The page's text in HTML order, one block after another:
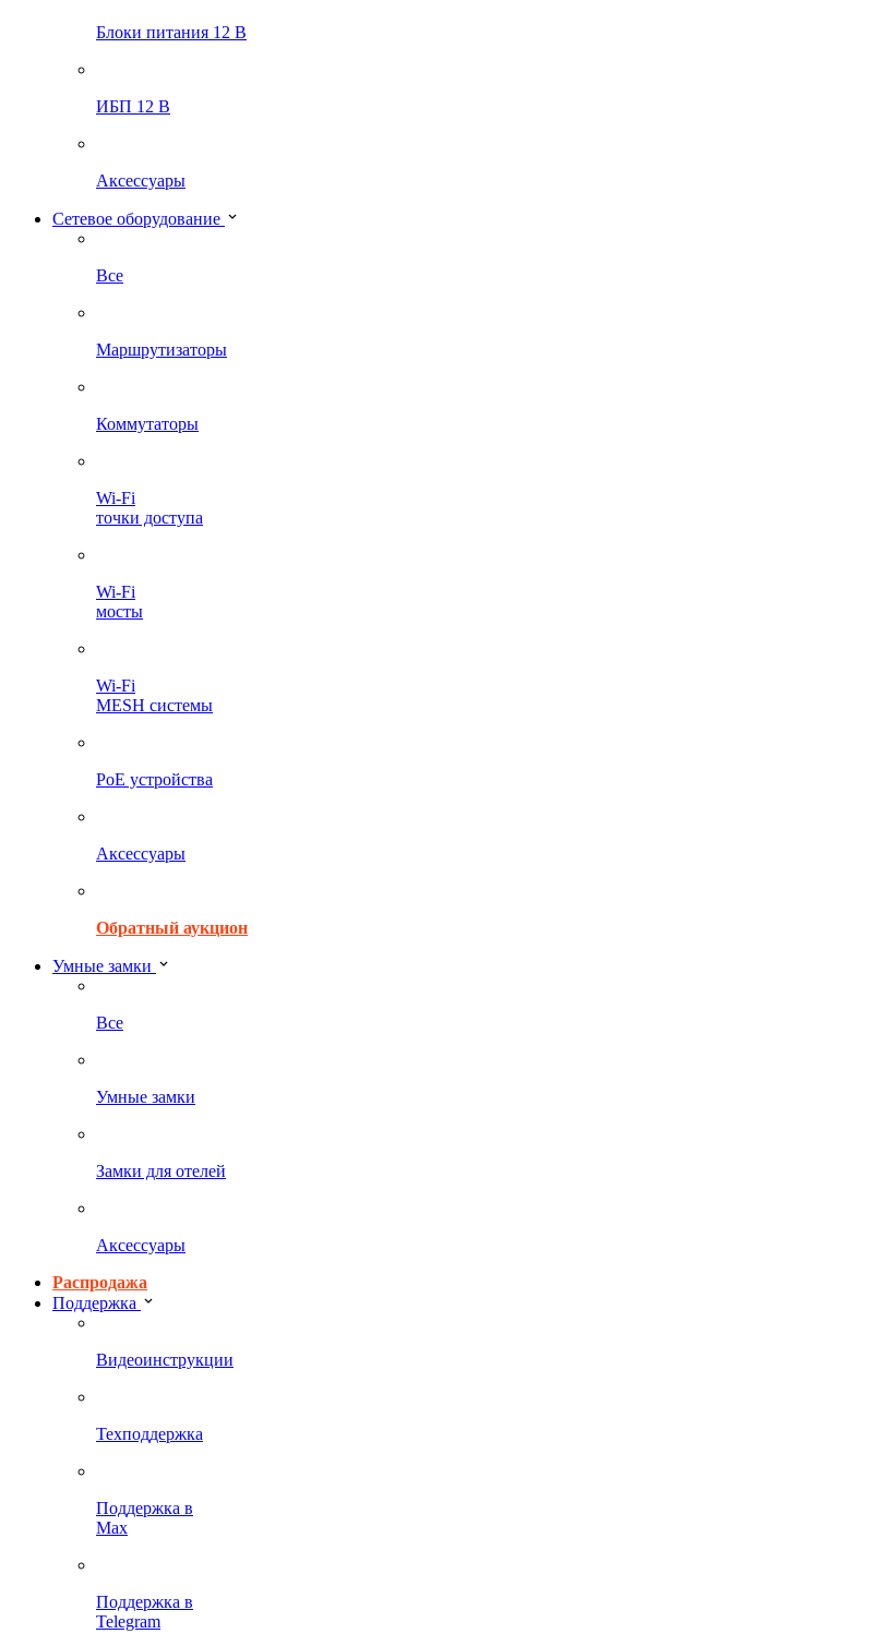
Блоки питания 12 В
ИБП 12 В
Аксессуары
Сетевое оборудование
Все
Маршрутизаторы
Коммутаторы
Wi-Fi
точки доступа
Wi-Fi
мосты
Wi-Fi
MESH системы
PoE устройства
Аксессуары
Обратный аукцион
Умные замки
Все
Умные замки
Замки для отелей
Аксессуары
Распродажа
Поддержка
Видеоинструкции
Техподдержка
Поддержка в
Max
Поддержка в
Telegram